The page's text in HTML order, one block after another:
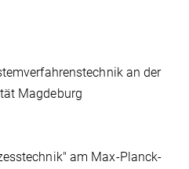
an der
Magdeburg
am Max-Planck-